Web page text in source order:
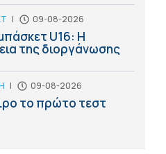
| 09-08-2026
U16: Η
της διοργάνωσης
| 09-08-2026
το πρώτο τεστ